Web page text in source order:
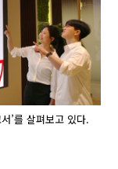
’를 살펴보고 있다.